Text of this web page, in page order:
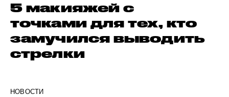
5 макияжей с
точками для тех, кто
замучился выводить
стрелки
НОВОСТИ